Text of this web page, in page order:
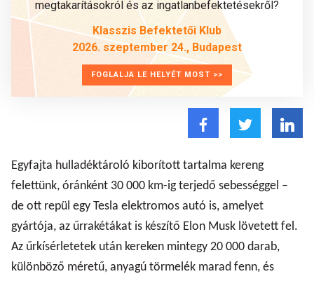
megtakarításokról és az ingatlanbefektetésekről?
Klasszis Befektetői Klub
2026. szeptember 24., Budapest
FOGLALJA LE HELYÉT MOST >>
Egyfajta hulladéktároló kiborított tartalma kereng
felettünk, óránként 30 000 km-ig terjedő sebességgel –
de ott repül egy Tesla elektromos autó is, amelyet
gyártója, az űrrakétákat is készítő Elon Musk lövetett fel.
Az űrkísérletetek után kereken mintegy 20 000 darab,
különböző méretű, anyagú törmelék marad fenn, és